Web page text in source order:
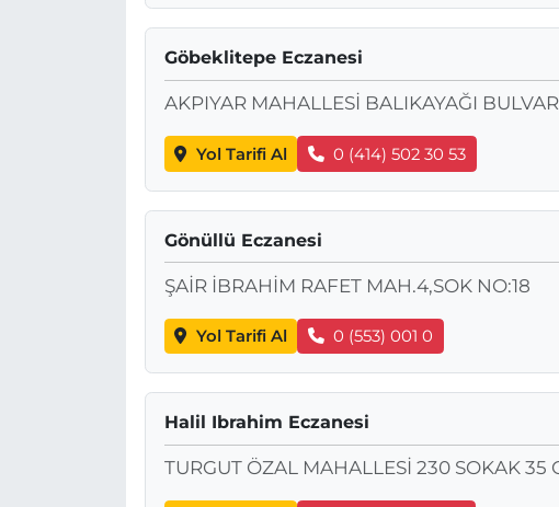
Göbeklitepe Eczanesi
AKPIYAR MAHALLESİ BALIKAYAĞI
Yol Tarifi Al 0 (414) 502 30 53
Gönüllü Eczanesi
ŞAİR İBRAHİM RAFET MAH.4,SOK NO:18
Yol Tarifi Al 0 (553) 001 0
Halil Ibrahim Eczanesi
TURGUT ÖZAL MAHALLESİ 230 SOKAK 35